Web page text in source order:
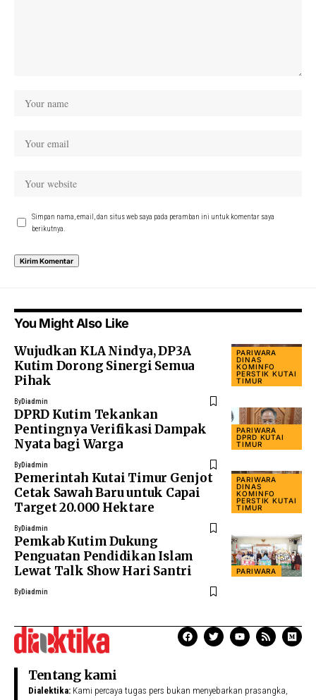
Simpan nama, email, dan situs web saya pada peramban ini untuk komentar saya
berikutnya.
You Might Also Like
PARIWARA
DINAS
KOMINFO
PERSTIK KUTAI
TIMUR
Wujudkan KLA Nindya, DP3A
Kutim Dorong Sinergi Semua
Pihak
ByDiadmin
PARIWARA
DPRD KUTAI
TIMUR
DPRD Kutim Tekankan
Pentingnya Verifikasi Dampak
Nyata bagi Warga
ByDiadmin
PARIWARA
DINAS
KOMINFO
PERSTIK KUTAI
TIMUR
Pemerintah Kutai Timur Genjot
Cetak Sawah Baru untuk Capai
Target 20.000 Hektare
ByDiadmin
PARIWARA
Pemkab Kutim Dukung
Penguatan Pendidikan Islam
Lewat Talk Show Hari Santri
ByDiadmin
Tentang kami
Dialektika: Kami percaya tugas pers bukan menyebarkan prasangka,